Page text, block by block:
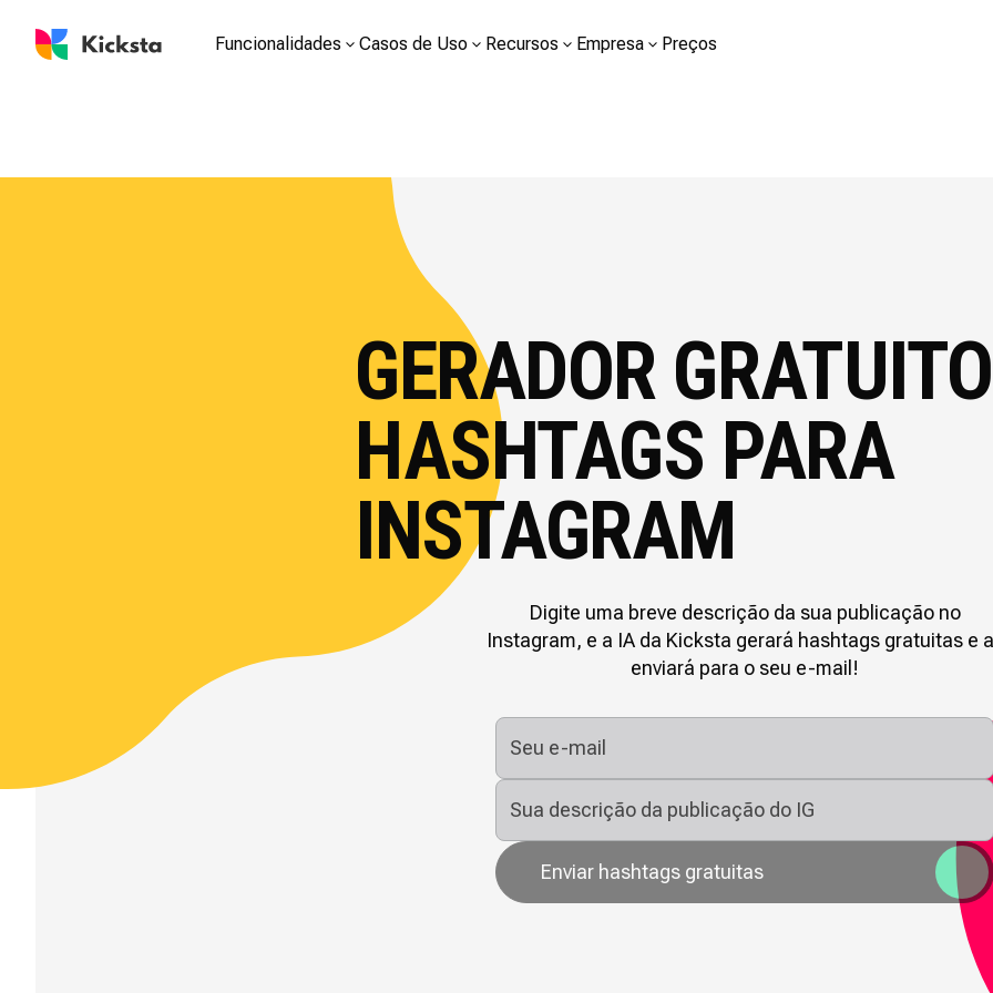
Funcionalidades Casos de Uso Recursos Empresa Preços
GERADOR
HASHTAGS PARA
INSTAGRAM
Digite uma breve descrição da sua publicação no
Instagram, e a IA da Kicksta gerará hashtags gratuitas e
enviará para o seu e-mail!